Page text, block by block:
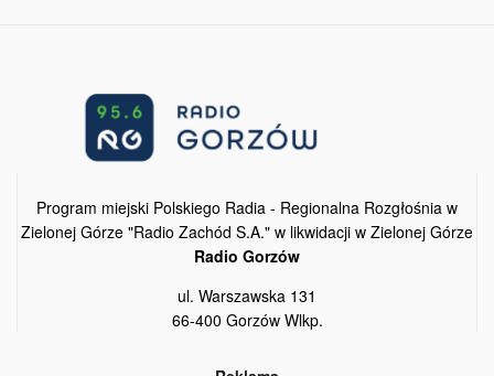
Program miejski Polskiego Radia - Regionalna Rozgłośnia w
Zielonej Górze "Radio Zachód S.A." w likwidacji w Zielonej Górze
Radio Gorzów
ul. Warszawska 131
66-400 Gorzów Wlkp.